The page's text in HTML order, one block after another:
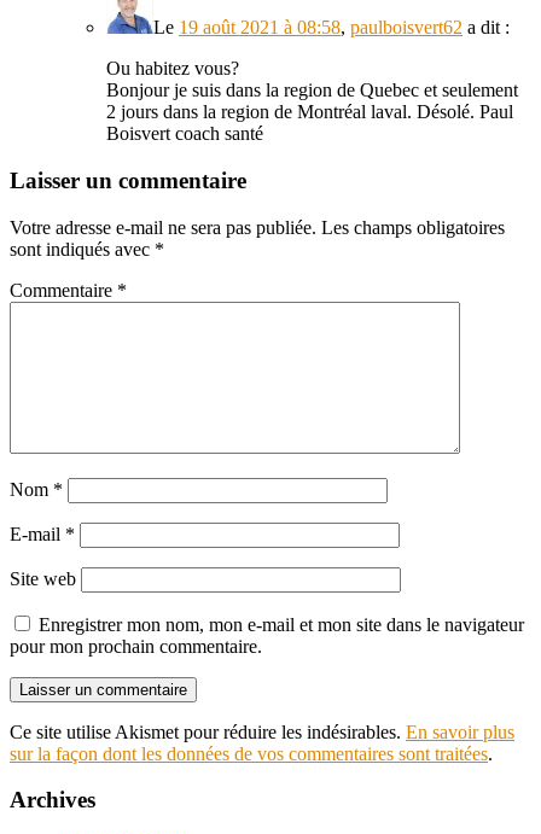
Le 19 août 2021 à 08:58, paulboisvert62 a dit :
Ou habitez vous?
Bonjour je suis dans la region de Quebec et seulement
2 jours dans la region de Montréal laval. Désolé. Paul
Boisvert coach santé
Laisser un commentaire
Votre adresse e-mail ne sera pas publiée. Les champs obligatoires
sont indiqués avec *
Commentaire *
Nom *
E-mail *
Site web
Enregistrer mon nom, mon e-mail et mon site dans le navigateur
pour mon prochain commentaire.
Ce site utilise Akismet pour réduire les indésirables. En savoir plus
sur la façon dont les données de vos commentaires sont traitées.
Archives